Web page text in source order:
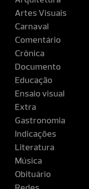
Artes Visuais
Carnaval
Comentário
Crônica
Documento
Educação
Ensaio visual
Extra
Gastronomia
Indicações
Literatura
Música
Obituário